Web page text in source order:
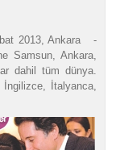
2013, Ankara -
Samsun, Ankara,
dahil tüm dünya.
İtalyanca,